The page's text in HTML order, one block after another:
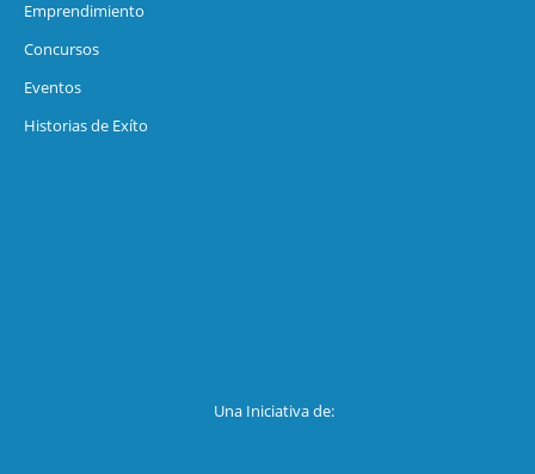
Emprendimiento
Concursos
Eventos
Historias de Exíto
Una Iniciativa de: